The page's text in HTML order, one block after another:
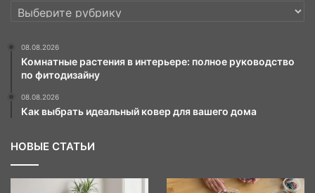
РУБРИКИ
08.08.2026
Комнатные растения в интерьере: полное руководство
по фитодизайну
08.08.2026
Как выбрать идеальный ковер для вашего дома
НОВЫЕ СТАТЬИ